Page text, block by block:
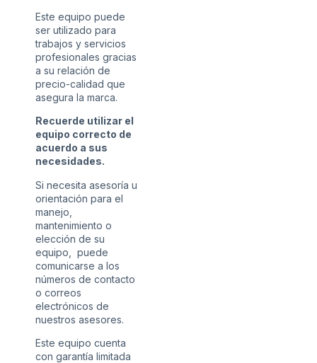
Este equipo puede
ser utilizado para
trabajos y servicios
profesionales gracias
a su relación de
precio-calidad que
asegura la marca.
Recuerde utilizar el
equipo correcto de
acuerdo a sus
necesidades.
Si necesita asesoría u
orientación para el
manejo,
mantenimiento o
elección de su
equipo, puede
comunicarse a los
números de contacto
o correos
electrónicos de
nuestros asesores.
Este equipo cuenta
con garantía limitada